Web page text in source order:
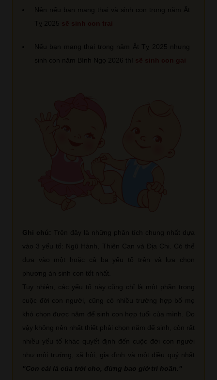
Nên nếu bạn mang thai và sinh con trong năm Ất
Tỵ 2025 sẽ sinh con trai
Nếu bạn mang thai trong năm Ất Tỵ 2025 nhưng
sinh con năm Bính Ngọ 2026 thì sẽ sinh con gai
Ghi chú: Trên đây là những phân tích chung nhất dựa
vào 3 yếu tố: Ngũ Hành, Thiên Can và Địa Chi. Có thể
dựa vào một hoặc cả ba yếu tố trên và lựa chọn
phương án sinh con tốt nhất.
Tuy nhiên, các yếu tố này cũng chỉ là một phần trong
cuộc đời con người, cũng có nhiều trường hợp bố mẹ
khó chọn được năm để sinh con hợp tuổi của mình. Do
vậy không nên nhất thiết phải chọn năm để sinh, còn rất
nhiều yếu tố khác quyết định đến cuộc đời con người
như môi trường, xã hội, gia đình và một điều quý nhất
"Con cái là của trời cho, đừng bao giờ trì hoãn."